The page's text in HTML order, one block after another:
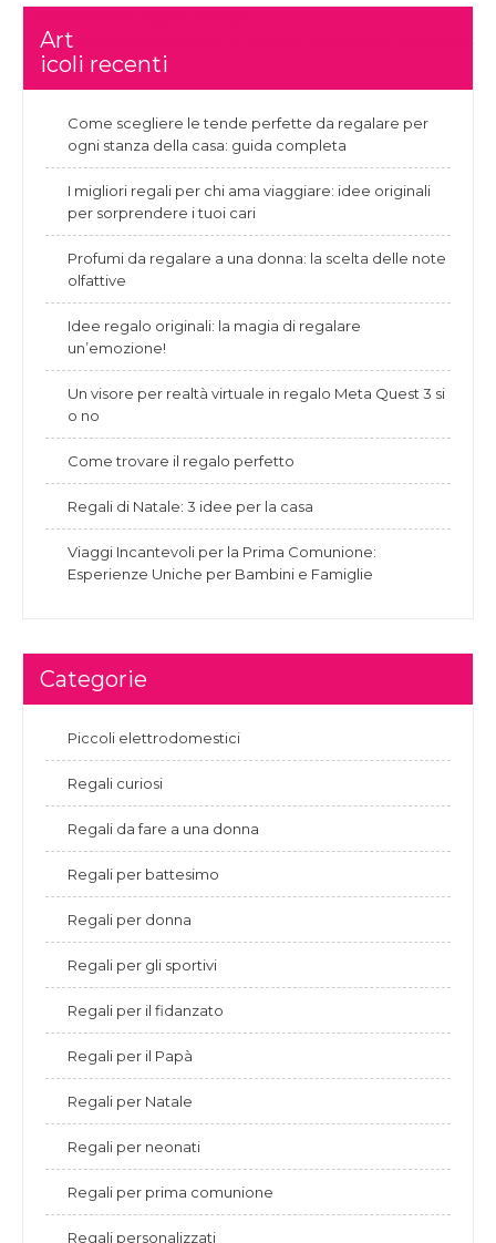
Navigazione
articoli
Art
icoli recenti
Come scegliere le tende perfette da regalare per
ogni stanza della casa: guida completa
I migliori regali per chi ama viaggiare: idee originali
per sorprendere i tuoi cari
Profumi da regalare a una donna: la scelta delle note
olfattive
Idee regalo originali: la magia di regalare
un’emozione!
Un visore per realtà virtuale in regalo Meta Quest 3 si
o no
Come trovare il regalo perfetto
Regali di Natale: 3 idee per la casa
Viaggi Incantevoli per la Prima Comunione:
Esperienze Uniche per Bambini e Famiglie
Categorie
Piccoli elettrodomestici
Regali curiosi
Regali da fare a una donna
Regali per battesimo
Regali per donna
Regali per gli sportivi
Regali per il fidanzato
Regali per il Papà
Regali per Natale
Regali per neonati
Regali per prima comunione
Regali personalizzati